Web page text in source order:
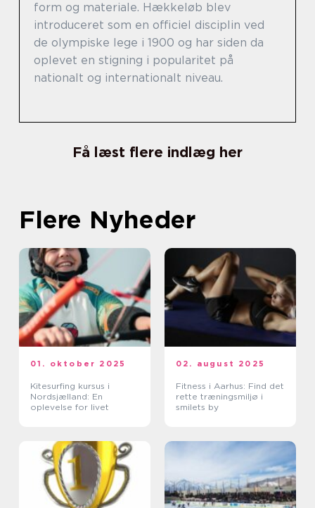
form og materiale. Hækkeløb blev
introduceret som en officiel disciplin ved
de olympiske lege i 1900 og har siden da
oplevet en stigning i popularitet på
nationalt og internationalt niveau.
Få læst flere indlæg her
Flere Nyheder
01. oktober 2025
Kitesurfing kursus i
Nordsjælland: En
oplevelse for livet
02. august 2025
Fitness i Aarhus: Find det
rette træningsmiljø i
smilets by